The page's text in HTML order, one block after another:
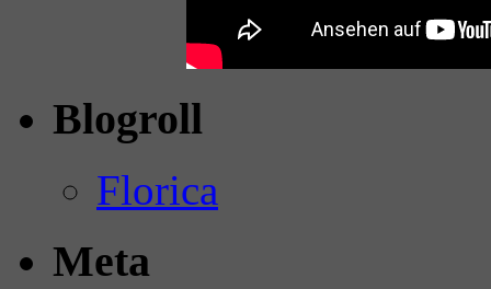
Blogroll
Florica
Meta